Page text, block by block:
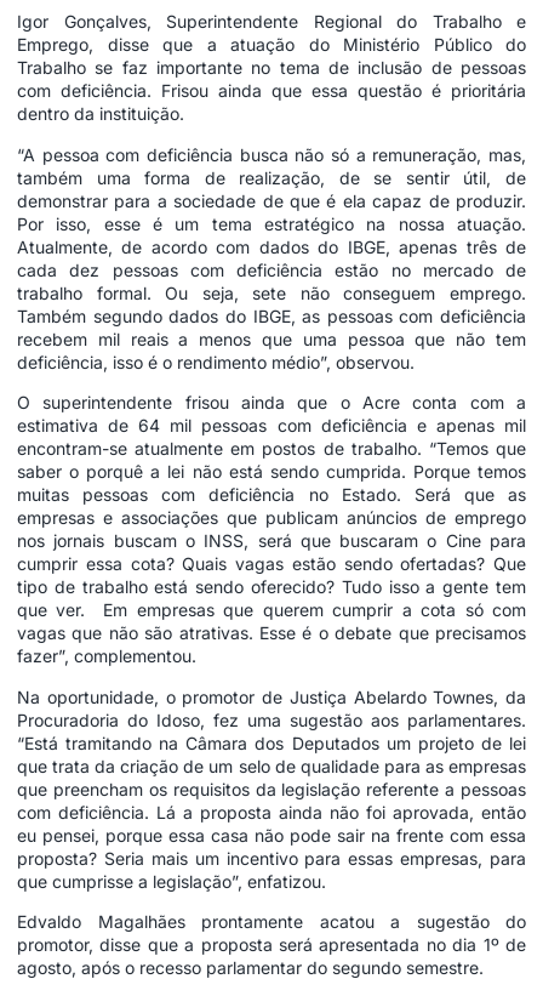
Igor Gonçalves, Superintendente Regional do Trabalho e
Emprego, disse que a atuação do Ministério Público do
Trabalho se faz importante no tema de inclusão de pessoas
com deficiência. Frisou ainda que essa questão é prioritária
dentro da instituição.
“A pessoa com deficiência busca não só a remuneração, mas,
também uma forma de realização, de se sentir útil, de
demonstrar para a sociedade de que é ela capaz de produzir.
Por isso, esse é um tema estratégico na nossa atuação.
Atualmente, de acordo com dados do IBGE, apenas três de
cada dez pessoas com deficiência estão no mercado de
trabalho formal. Ou seja, sete não conseguem emprego.
Também segundo dados do IBGE, as pessoas com deficiência
recebem mil reais a menos que uma pessoa que não tem
deficiência, isso é o rendimento médio”, observou.
O superintendente frisou ainda que o Acre conta com a
estimativa de 64 mil pessoas com deficiência e apenas mil
encontram-se atualmente em postos de trabalho. “Temos que
saber o porquê a lei não está sendo cumprida. Porque temos
muitas pessoas com deficiência no Estado. Será que as
empresas e associações que publicam anúncios de emprego
nos jornais buscam o INSS, será que buscaram o Cine para
cumprir essa cota? Quais vagas estão sendo ofertadas? Que
tipo de trabalho está sendo oferecido? Tudo isso a gente tem
que ver. Em empresas que querem cumprir a cota só com
vagas que não são atrativas. Esse é o debate que precisamos
fazer”, complementou.
Na oportunidade, o promotor de Justiça Abelardo Townes, da
Procuradoria do Idoso, fez uma sugestão aos parlamentares.
“Está tramitando na Câmara dos Deputados um projeto de lei
que trata da criação de um selo de qualidade para as empresas
que preencham os requisitos da legislação referente a pessoas
com deficiência. Lá a proposta ainda não foi aprovada, então
eu pensei, porque essa casa não pode sair na frente com essa
proposta? Seria mais um incentivo para essas empresas, para
que cumprisse a legislação”, enfatizou.
Edvaldo Magalhães prontamente acatou a sugestão do
promotor, disse que a proposta será apresentada no dia 1º de
agosto, após o recesso parlamentar do segundo semestre.